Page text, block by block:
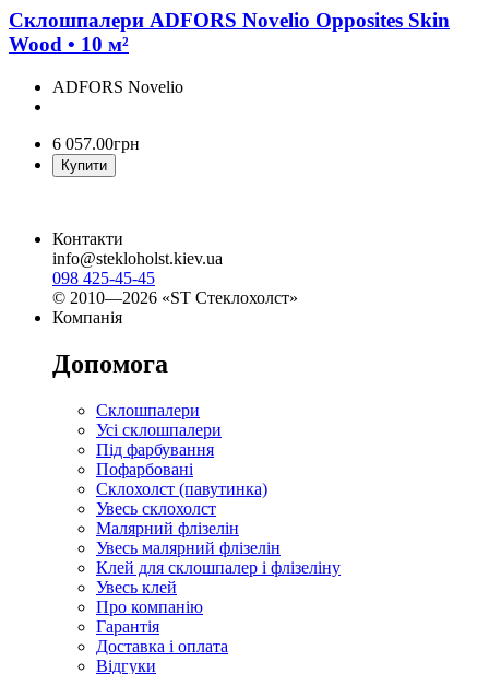
Склошпалери ADFORS Novelio Opposites Skin
Wood • 10 м²
ADFORS Novelio
6 057.00грн
Купити
Контакти
info@stekloholst.kiev.ua
098 425-45-45
© 2010—2026 «ST Стеклохолст»
Компанія
Допомога
Склошпалери
Усі склошпалери
Під фарбування
Пофарбовані
Склохолст (павутинка)
Увесь склохолст
Малярний флізелін
Увесь малярний флізелін
Клей для склошпалер і флізеліну
Увесь клей
Про компанію
Гарантія
Доставка і оплата
Відгуки